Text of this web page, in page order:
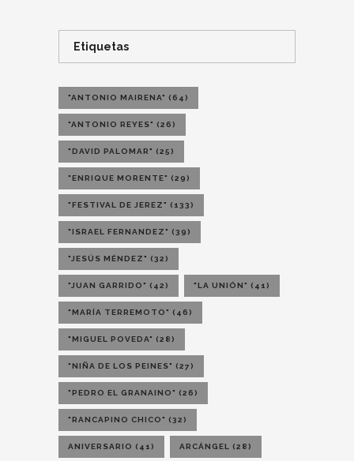
Etiquetas
"ANTONIO MAIRENA" (64)
"ANTONIO REYES" (26)
"DAVID PALOMAR" (25)
"ENRIQUE MORENTE" (29)
"FESTIVAL DE JEREZ" (133)
"ISRAEL FERNANDEZ" (39)
"JESÚS MÉNDEZ" (32)
"JUAN GARRIDO" (42) "LA UNIÓN" (41)
"MARÍA TERREMOTO" (46)
"MIGUEL POVEDA" (28)
"NIÑA DE LOS PEINES" (27)
"PEDRO EL GRANAINO" (26)
"RANCAPINO CHICO" (32)
ANIVERSARIO (41) ARCÁNGEL (28)